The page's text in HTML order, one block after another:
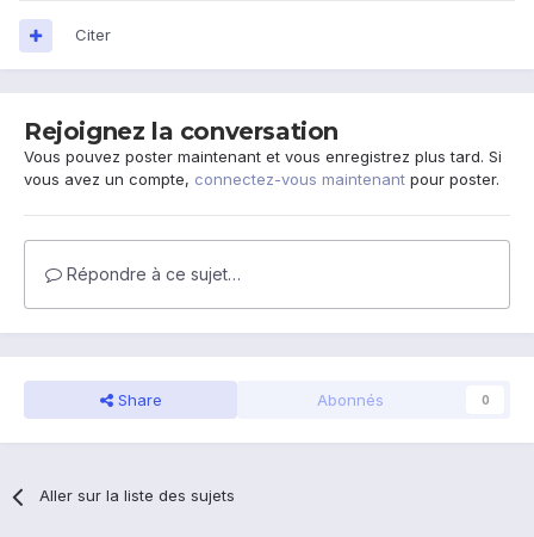
Citer
Rejoignez la conversation
Vous pouvez poster maintenant et vous enregistrez plus tard. Si
vous avez un compte, connectez-vous maintenant pour poster.
Répondre à ce sujet…
Share Abonnés 0
Aller sur la liste des sujets